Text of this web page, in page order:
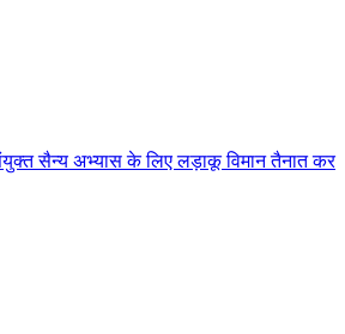
सैन्य अभ्यास के लिए लड़ाकू विमान तैनात कर